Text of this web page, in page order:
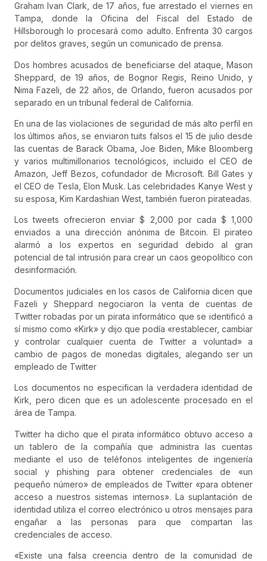
Graham Ivan Clark, de 17 años, fue arrestado el viernes en
Tampa, donde la Oficina del Fiscal del Estado de
Hillsborough lo procesará como adulto. Enfrenta 30 cargos
por delitos graves, según un comunicado de prensa.
Dos hombres acusados ​​de beneficiarse del ataque, Mason
Sheppard, de 19 años, de Bognor Regis, Reino Unido, y
Nima Fazeli, de 22 años, de Orlando, fueron acusados ​​por
separado en un tribunal federal de California.
En una de las violaciones de seguridad de más alto perfil en
los últimos años, se enviaron tuits falsos el 15 de julio desde
las cuentas de Barack Obama, Joe Biden, Mike Bloomberg
y varios multimillonarios tecnológicos, incluido el CEO de
Amazon, Jeff Bezos, cofundador de Microsoft. Bill Gates y
el CEO de Tesla, Elon Musk. Las celebridades Kanye West y
su esposa, Kim Kardashian West, también fueron pirateadas.
Los tweets ofrecieron enviar $ 2,000 por cada $ 1,000
enviados a una dirección anónima de Bitcoin. El pirateo
alarmó a los expertos en seguridad debido al gran
potencial de tal intrusión para crear un caos geopolítico con
desinformación.
Documentos judiciales en los casos de California dicen que
Fazeli y Sheppard negociaron la venta de cuentas de
Twitter robadas por un pirata informático que se identificó a
sí mismo como «Kirk» y dijo que podía «restablecer, cambiar
y controlar cualquier cuenta de Twitter a voluntad» a
cambio de pagos de monedas digitales, alegando ser un
empleado de Twitter
Los documentos no especifican la verdadera identidad de
Kirk, pero dicen que es un adolescente procesado en el
área de Tampa.
Twitter ha dicho que el pirata informático obtuvo acceso a
un tablero de la compañía que administra las cuentas
mediante el uso de teléfonos inteligentes de ingeniería
social y phishing para obtener credenciales de «un
pequeño número» de empleados de Twitter «para obtener
acceso a nuestros sistemas internos». La suplantación de
identidad utiliza el correo electrónico u otros mensajes para
engañar a las personas para que compartan las
credenciales de acceso.
«Existe una falsa creencia dentro de la comunidad de